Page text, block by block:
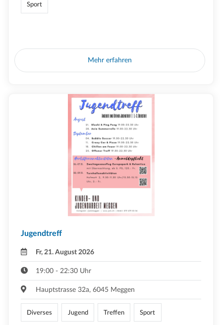
Sport
Mehr erfahren
Jugendtreff
Fr, 21. August 2026
19:00 - 22:30 Uhr
Hauptstrasse 32a, 6045 Meggen
Diverses Jugend Treffen Sport